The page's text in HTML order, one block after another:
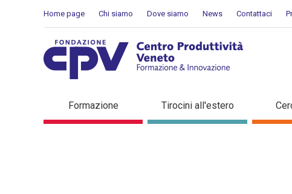
Home page Chi siamo Dove siamo News Contattaci
Super alleanza tra CPV e
Formazione Tirocini all'estero